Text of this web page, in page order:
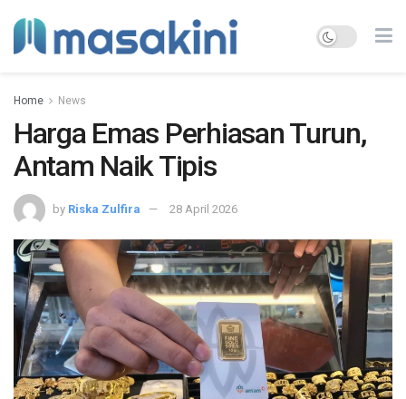
Home News
Harga Emas Perhiasan Turun,
Antam Naik Tipis
by Riska Zulfira 28 April 2026